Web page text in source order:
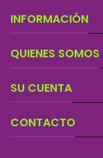
INFORMACIÓN
QUIENES SOMOS
SU CUENTA
CONTACTO